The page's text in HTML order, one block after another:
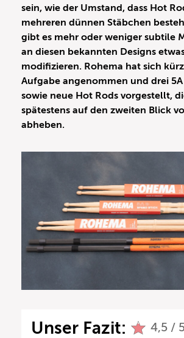
sein, wie der Umstand, dass Hot
mehreren dünnen Stäbchen
gibt es mehr oder weniger subtile
an diesen bekannten Designs
modifizieren. Rohema hat sich
Aufgabe angenommen und drei
sowie neue Hot Rods vorgestellt,
spätestens auf den zweiten Blick
abheben.
Unser Fazit: 4,5 /